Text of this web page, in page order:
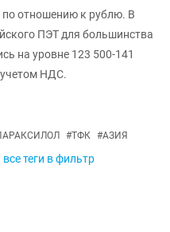
по отношению к рублю. В
ПЭТ для большинства
на уровне 123 500-141
учетом НДС.
#ТФК #АЗИЯ
теги в фильтр